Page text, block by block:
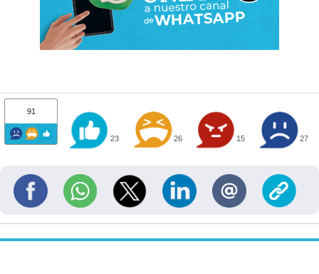
91
23 26 15 27